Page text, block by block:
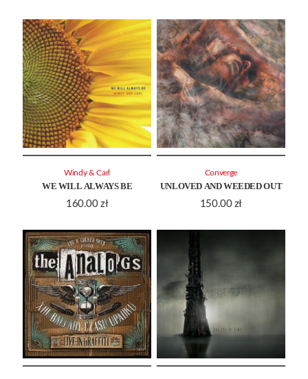
WE WILL ALWAYS BE
160.00 zł
Windy & Carl
UNLOVED AND WEEDED OUT
150.00 zł
Converge